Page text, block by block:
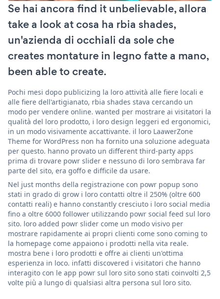
Se hai ancora find it unbelievable, allora
take a look at cosa ha rbia shades,
un'azienda di occhiali da sole che
creates montature in legno fatte a mano,
been able to create.
Pochi mesi dopo publicizing la loro attività alle fiere locali e
alle fiere dell'artigianato, rbia shades stava cercando un
modo per vendere online. wanted per mostrare ai visitatori la
qualità del loro prodotto, i loro design leggeri ed ergonomici,
in un modo visivamente accattivante. il loro LaawerZone
Theme for WordPress non ha fornito una soluzione adeguata
per questo. hanno provato un different third-party apps
prima di trovare powr slider e nessuno di loro sembrava far
parte del sito, era goffo e difficile da usare.
Nel just months della registrazione con powr popup sono
stati in grado di grow i loro contatti oltre il 250% (oltre 600
contatti reali) e hanno constantly cresciuto i loro social media
fino a oltre 6000 follower utilizzando powr social feed sul loro
sito. loro added powr slider come un modo visivo per
mostrare rapidamente ai propri clienti come sono coming to
la homepage come appaiono i prodotti nella vita reale.
mostra bene i loro prodotti e offre ai clienti un'ottima
esperienza in loco. infatti discovered i visitatori che hanno
interagito con le app powr sul loro sito sono stati coinvolti 2,5
volte più a lungo di qualsiasi altra persona sul loro sito.